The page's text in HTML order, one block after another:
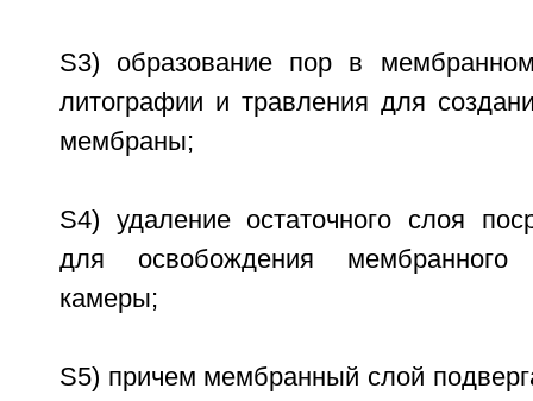
S3) образование пор в
литографии и травления для
мембраны;
S4) удаление остаточного слоя
для освобождения
камеры;
S5) причем мембранный слой